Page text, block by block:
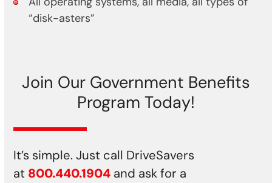
“disk-asters”
Join Our Government Benefits
Program Today!
It’s simple. Just call DriveSavers
at 800.440.1904 and ask for a